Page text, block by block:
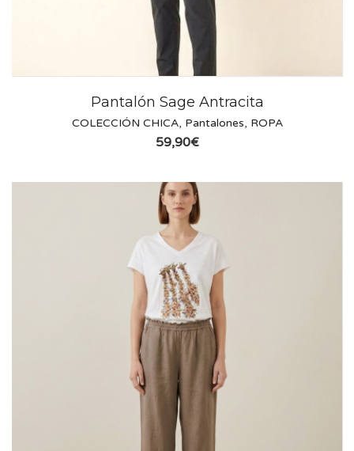
Pantalón Sage Antracita
COLECCIÓN CHICA, Pantalones, ROPA
59,90€